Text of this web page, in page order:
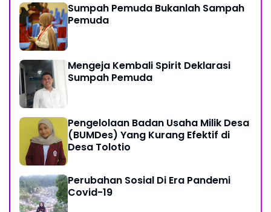
Sumpah Pemuda Bukanlah Sampah
Pemuda
Mengeja Kembali Spirit Deklarasi
Sumpah Pemuda
Pengelolaan Badan Usaha Milik Desa
(BUMDes) Yang Kurang Efektif di
Desa Tolotio
Perubahan Sosial Di Era Pandemi
Covid-19